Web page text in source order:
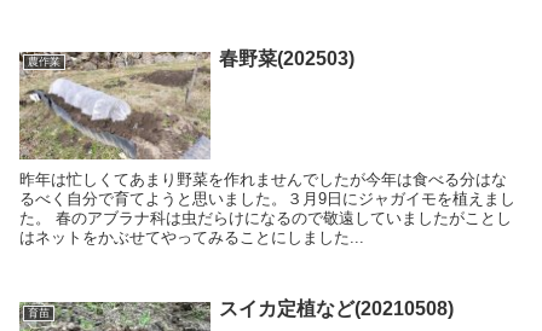
農作業 春野菜(202503)
昨年は忙しくてあまり野菜を作れませんでしたが今年は食べる分はな
るべく自分で育てようと思いました。３月9日にジャガイモを植えまし
た。 春のアブラナ科は虫だらけになるので敬遠していましたがことし
はネットをかぶせてやってみることにしました...
育苗 スイカ定植など(20210508)